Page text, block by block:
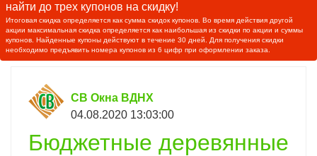
найти до трех купонов на скидку!
Итоговая скидка определяется как сумма скидок купонов. Во время действия другой
акции максимальная скидка определяется как наибольшая из скидки по акции и суммы
купонов. Найденные купоны действуют в течение 30 дней. Для получения скидки
необходимо предъявить номера купонов из 6 цифр при оформлении заказа.
СВ Окна ВДНХ
04.08.2020 13:03:00
Бюджетные деревянные